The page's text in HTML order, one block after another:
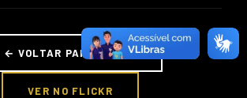
← VOLTAR PARA FOTOS
VER NO FLICKR